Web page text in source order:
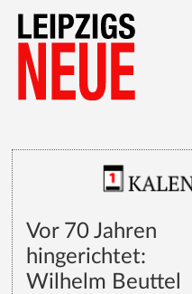
Kalenderblatt
Über uns/a>
Vor 70 Jahren
hingerichtet:
Wilhelm Beuttel